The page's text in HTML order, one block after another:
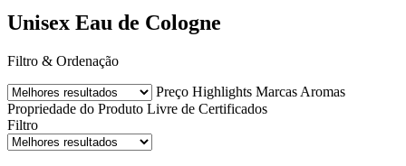
Unisex Eau de Cologne
Filtro & Ordenação
Preço Highlights Marcas Aromas
Propriedade do Produto Livre de Certificados
Filtro